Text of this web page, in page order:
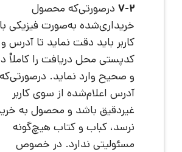
7-2درصورتی‌که محصول
خریداری‌شده به‌صورت فیزیکی
کاربر باید دقت نماید تا آدرس و
کدپستی محل دریافت را کاملاْ
و صحیح وارد نماید. درصورتی‌که
آدرس اعلام‌شده از سوی کاربر
غیردقیق باشد و محصول به
نرسد، کباب و کتاب هیچ‌گونه
مسئولیتی ندارد. در خصوص